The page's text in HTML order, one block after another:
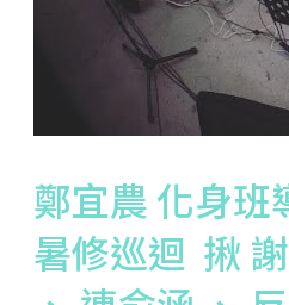
鄭宜農 化身班
暑修巡迴 揪